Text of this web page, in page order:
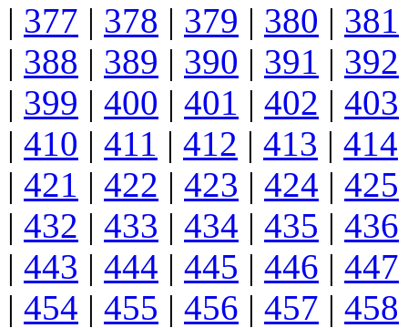
| 377 | 378 | 379 | 380 | 381
| 388 | 389 | 390 | 391 | 392
| 399 | 400 | 401 | 402 | 403
| 410 | 411 | 412 | 413 | 414
| 421 | 422 | 423 | 424 | 425
| 432 | 433 | 434 | 435 | 436
| 443 | 444 | 445 | 446 | 447
| 454 | 455 | 456 | 457 | 458